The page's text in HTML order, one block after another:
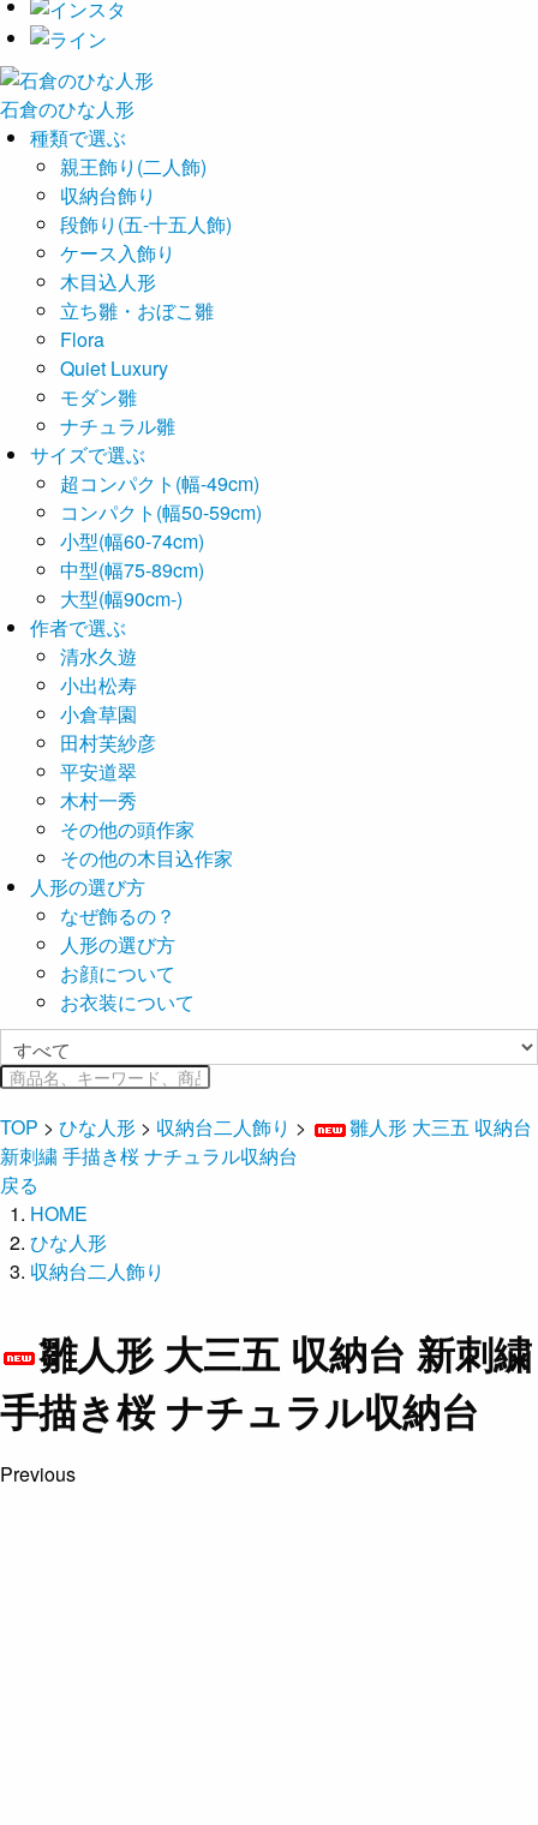
石倉のひな人形
種類で選ぶ
親王飾り(二人飾)
収納台飾り
段飾り(五-十五人飾)
ケース入飾り
木目込人形
立ち雛・おぼこ雛
Flora
Quiet Luxury
モダン雛
ナチュラル雛
サイズで選ぶ
超コンパクト(幅-49cm)
コンパクト(幅50-59cm)
小型(幅60-74cm)
中型(幅75-89cm)
大型(幅90cm-)
作者で選ぶ
清水久遊
小出松寿
小倉草園
田村芙紗彦
平安道翠
木村一秀
その他の頭作家
その他の木目込作家
人形の選び方
なぜ飾るの？
人形の選び方
お顔について
お衣装について
TOP > ひな人形 > 収納台二人飾り >
雛人形 大三五 収納台
新刺繍 手描き桜 ナチュラル収納台
戻る
HOME
ひな人形
収納台二人飾り
雛人形 大三五 収納台 新刺繍
手描き桜 ナチュラル収納台
Previous